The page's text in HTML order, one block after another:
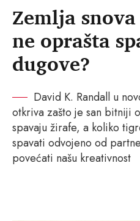
Zemlja
ne oprašta
dugove?
David K. Randall u
otkriva zašto je san bitniji
spavaju žirafe, a koliko
spavati odvojeno od
povećati našu kreativnost